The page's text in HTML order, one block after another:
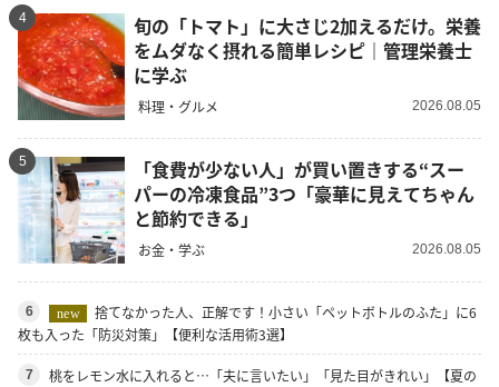
4
旬の「トマト」に大さじ2加えるだけ。栄養
をムダなく摂れる簡単レシピ｜管理栄養士
に学ぶ
料理・グルメ 2026.08.05
5
「食費が少ない人」が買い置きする“スー
パーの冷凍食品”3つ「豪華に見えてちゃん
と節約できる」
お金・学ぶ 2026.08.05
6 new
捨てなかった人、正解です！小さい「ペットボトルのふた」に6
枚も入った「防災対策」【便利な活用術3選】
7
桃をレモン水に入れると…「夫に言いたい」「見た目がきれい」【夏の